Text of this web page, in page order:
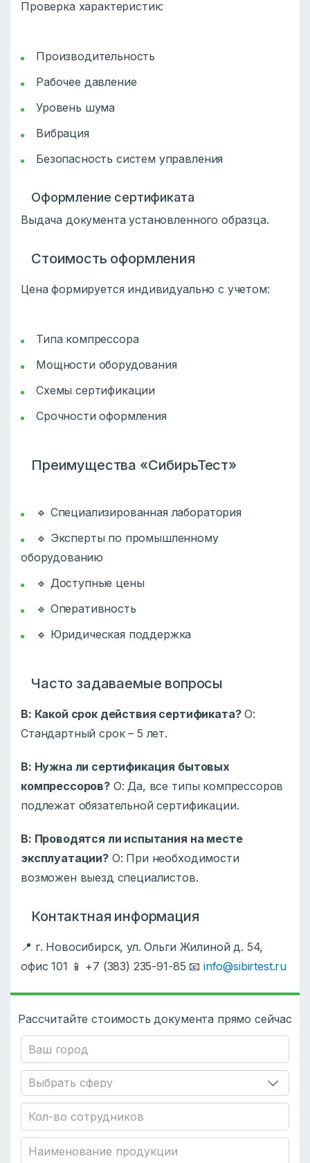
Проверка характеристик:
Производительность
Рабочее давление
Уровень шума
Вибрация
Безопасность систем управления
Оформление сертификата
Выдача документа установленного образца.
Стоимость оформления
Цена формируется индивидуально с учетом:
Типа компрессора
Мощности оборудования
Схемы сертификации
Срочности оформления
Преимущества «СибирьТест»
🔹 Специализированная лаборатория
🔹 Эксперты по промышленному
оборудованию
🔹 Доступные цены
🔹 Оперативность
🔹 Юридическая поддержка
Часто задаваемые вопросы
В: Какой срок действия сертификата?О:
Стандартный срок – 5 лет.
В: Нужна ли сертификация бытовых
компрессоров?О: Да, все типы компрессоров
подлежат обязательной сертификации.
В: Проводятся ли испытания на месте
эксплуатации?О: При необходимости
возможен выезд специалистов.
Контактная информация
📍 г. Новосибирск, ул. Ольги Жилиной д. 54,
офис 101 📱 +7 (383) 235-91-85 📧 info@sibirtest.ru
Рассчитайте стоимость документа прямо сейчас